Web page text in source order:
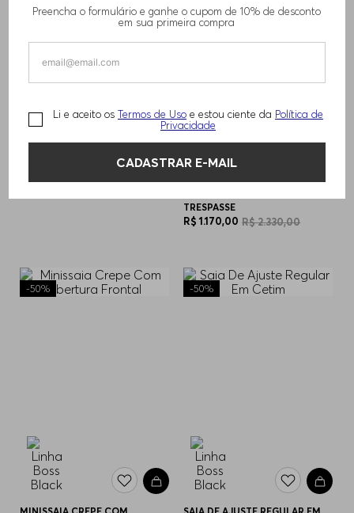
Preencha o formulário e ganhe o cupom de 10% de desconto
em sua primeira compra
Li e aceito os Termos de Uso e estou ciente da Política de
Privacidade
CADASTRAR E-MAIL
TRESPASSE
R$ 1.170,00 R$2.330,00
-50% -50%